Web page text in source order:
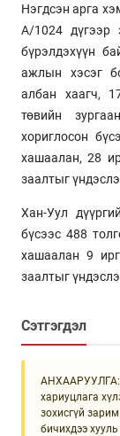
Нэгдсэн арга
А/1024 дүгээр
бүрэлдэхүүн
ажлын хэсэг
албан хаагч,
төвийн
хориглосон
хашаалан, 28
заалтыг
Хан-Уул
бүсээс 488
хашаалан 9
заалтыг
Сэтгэгдэл
АНХААРУУЛГА:
хариуцлага
зохисгүй зарим
бичихдээ